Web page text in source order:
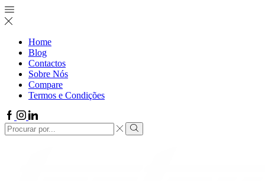
Home
Blog
Contactos
Sobre Nós
Compare
Termos e Condições